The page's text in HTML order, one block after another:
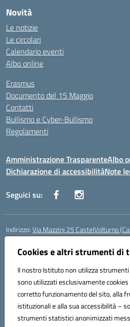
Cookies e altri strumenti di
Il nostro Istituto non utilizza
sono utilizzati esclusivamente
corretto funzionamento del sito, alla
istituzionali e alla sua accessibilità –
strumenti statistici anonimizzati
Novità
Le notizie
Le circolari
Calendario eventi
Albo online
Erasmus
Documento del 15 Maggio
Contatti
Bullismo e Cyber-Bullismo
Regolamenti
Amministrazione TrasparenteAlbo
Dichiarazione di accessibilitàNote
Seguici su:
Indirizzo:Via Mazzini 25 CastelVolturno
Centralino:
Posta elettronica certificata (PEC):
Codice fiscale: 93063510619
Codice meccanografico:CEIS014005
Codice Indice delle Pubbliche
Codice unico di fatturazione (CUF):